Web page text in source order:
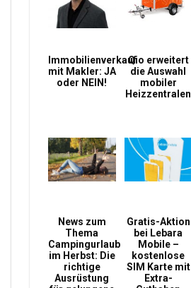
Immobilienverkauf
mit Makler: JA
oder NEIN!
Qio erweitert
die Auswahl
mobiler
Heizzentralen
News zum
Thema
Campingurlaub
im Herbst: Die
richtige
Ausrüstung
Gratis-Aktion
bei Lebara
Mobile –
kostenlose
SIM Karte mit
Extra-